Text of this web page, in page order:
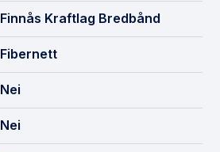
Finnås Kraftlag Bredbånd
Fibernett
Nei
Nei